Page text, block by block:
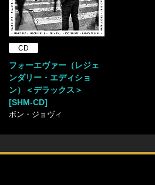
CD
フォーエヴァー（レジェ
ンダリー・エディショ
ン）＜デラックス＞
[SHM-CD]
ボン・ジョヴィ